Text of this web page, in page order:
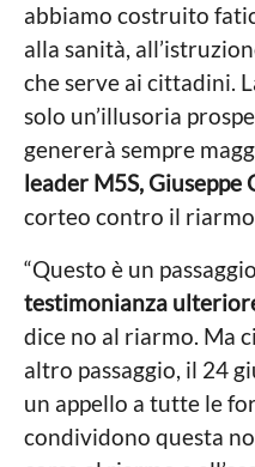
abbiamo costruito
alla sanità,
che serve ai cittadini.
solo un’illusoria
genererà sempre
leader M5S, Giuseppe
corteo contro il riarmo
“Questo è un
testimonianza
dice no al riarmo. Ma
altro passaggio, il 24
un appello a tutte le
condividono questa